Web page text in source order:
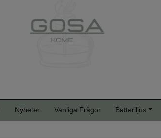
Nyheter Vanliga Frågor Batteriljus